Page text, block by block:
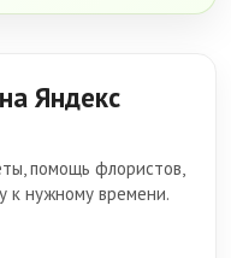
Яндекс
помощь флористов,
к нужному времени.